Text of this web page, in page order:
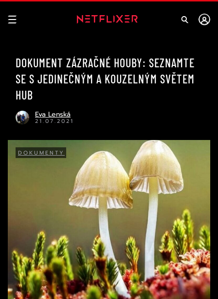
DOKUMENT ZÁZRAČNÉ HOUBY: SEZNAMTE
SE S JEDINEČNÝM A KOUZELNÝM SVĚTEM
HUB
Eva Lenská
21.07.2021
DOKUMENTY